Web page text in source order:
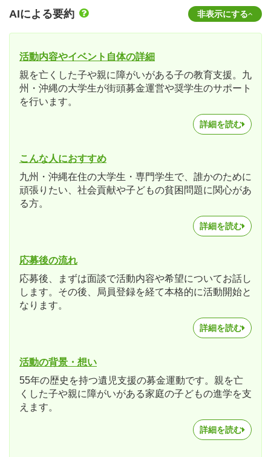
AIによる要約 非表示にする
活動内容やイベント自体の詳細
親を亡くした子や親に障がいがある子の教育支援。九
州・沖縄の大学生が街頭募金運営や奨学生のサポート
を行います。
詳細を読む
こんな人におすすめ
九州・沖縄在住の大学生・専門学生で、誰かのために
頑張りたい、社会貢献や子どもの貧困問題に関心があ
る方。
詳細を読む
応募後の流れ
応募後、まずは面談で活動内容や希望についてお話し
します。その後、局員登録を経て本格的に活動開始と
なります。
詳細を読む
活動の背景・想い
55年の歴史を持つ遺児支援の募金運動です。親を亡
くした子や親に障がいがある家庭の子どもの進学を支
えます。
詳細を読む